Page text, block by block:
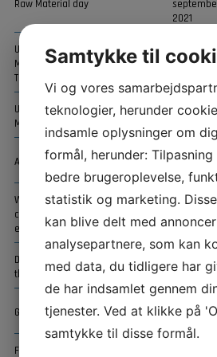
Raw Material day
2021
Understanding
Mechanical Properties of
Thermoplastics
2. & 3.
Understanding Injection
Molding of Thermoplastics
21. - 24.
Atmosfærisk korrosion
14. & 16.
juni 2021
When is a surface or
component clean
enough?
9.-10. juni
2021
Digital Technologies for
the Plastic Industry
31. maj & 1.
juni 2021
GPS som fælles sprog
20. & 27.
maj 2021
Free Webinar: Simulation,
Samtykke til
Vi og vores
teknologier, herunder
indsamle oplysninger om
formål, herunder:
bedre brugeroplevelse,
statistik og marketing.
kan blive delt med
analysepartnere, som kan
med data, du tidligere har
de har indsamlet gennem
tjenester. Ved at klikke på
samtykke til disse formål.